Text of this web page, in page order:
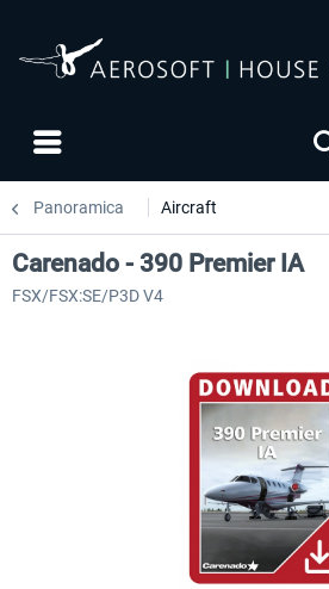
Panoramica Aircraft
Carenado - 390 Premier IA
FSX/FSX:SE/P3D V4